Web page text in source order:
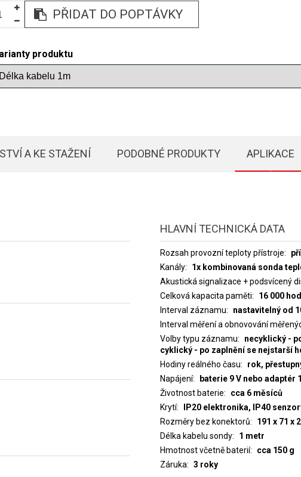
PŘIDAT DO POPTÁVKY
produktu
A KE STAŽENÍ PODOBNÉ PRODUKTY APLIKACE
HLAVNÍ TECHNICKÁ DATA
Rozsah provozní teploty přístroje
Kanály
1x kombinovaná sonda
Akustická signalizace + podsvícený
Celková kapacita paměti
16 000
Interval záznamu
nastavitelný od
Interval měření a obnovování
Volby typu záznamu
necyklický -
cyklický - po zaplnění se nejstarší
Hodiny reálného času
rok,
Napájení
baterie 9 V nebo adaptér
Životnost baterie
cca 6 měsíců
Krytí
IP20 elektronika, IP40
Rozměry bez konektorů
191 x 71 x
Délka kabelu sondy
1 metr
Hmotnost včetně baterií
cca 150 g
Záruka
3 roky